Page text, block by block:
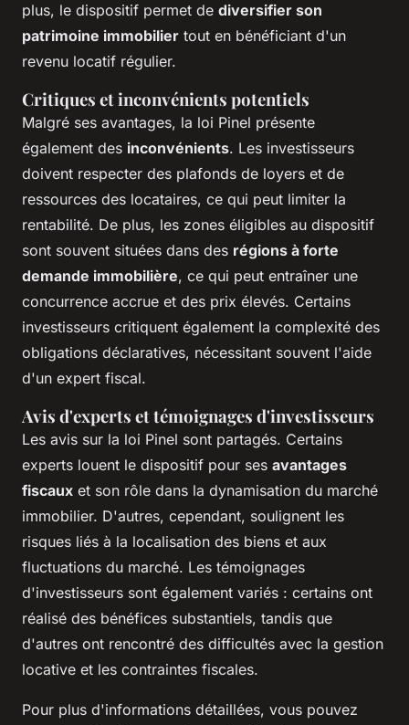
plus, le dispositif permet de diversifier son
patrimoine immobilier tout en bénéficiant d'un
revenu locatif régulier.
Critiques et inconvénients potentiels
Malgré ses avantages, la loi Pinel présente
également des inconvénients. Les investisseurs
doivent respecter des plafonds de loyers et de
ressources des locataires, ce qui peut limiter la
rentabilité. De plus, les zones éligibles au dispositif
sont souvent situées dans des régions à forte
demande immobilière, ce qui peut entraîner une
concurrence accrue et des prix élevés. Certains
investisseurs critiquent également la complexité des
obligations déclaratives, nécessitant souvent l'aide
d'un expert fiscal.
Avis d'experts et témoignages d'investisseurs
Les avis sur la loi Pinel sont partagés. Certains
experts louent le dispositif pour ses avantages
fiscaux et son rôle dans la dynamisation du marché
immobilier. D'autres, cependant, soulignent les
risques liés à la localisation des biens et aux
fluctuations du marché. Les témoignages
d'investisseurs sont également variés : certains ont
réalisé des bénéfices substantiels, tandis que
d'autres ont rencontré des difficultés avec la gestion
locative et les contraintes fiscales.
Pour plus d'informations détaillées, vous pouvez